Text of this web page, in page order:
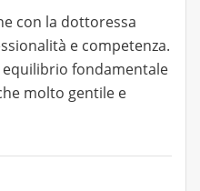
con la dottoressa
e competenza.
fondamentale
molto gentile e